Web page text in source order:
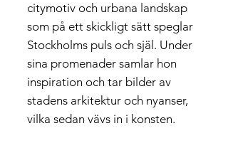
citymotiv och urbana landskap
som på ett skickligt sätt speglar
Stockholms puls och själ. Under
sina promenader samlar hon
inspiration och tar bilder av
stadens arkitektur och nyanser,
vilka sedan vävs in i konsten.